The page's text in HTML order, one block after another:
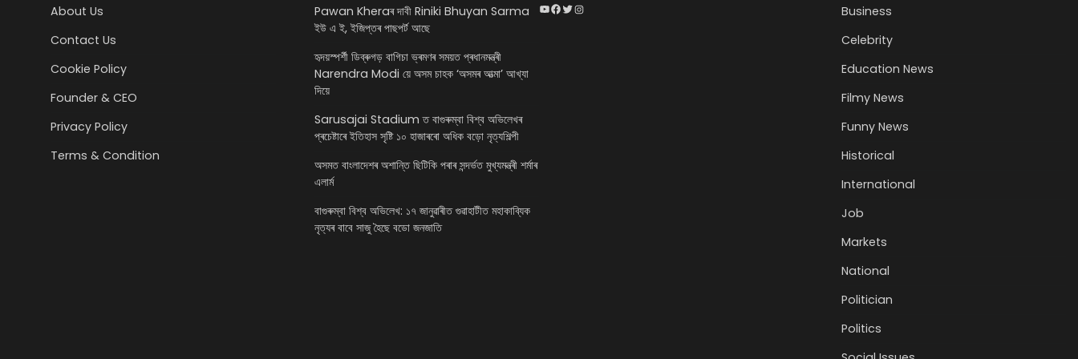
About Us
Contact Us
Cookie Policy
Founder & CEO
Privacy Policy
Terms & Condition
Pawan Kheraৰ দাবী Riniki Bhuyan Sarma
ইউ এ ই, ইজিপ্তৰ পাছপৰ্ট আছে
হৃদয়স্পৰ্শী ডিব্ৰুগড় বাগিচা ভ্ৰমণৰ সময়ত প্ৰধানমন্ত্ৰী
Narendra Modi য়ে অসম চাহক ‘অসমৰ আত্মা’ আখ্যা
দিয়ে
Sarusajai Stadium ত বাগুৰুম্বা বিশ্ব অভিলেখৰ
প্ৰচেষ্টাৰে ইতিহাস সৃষ্টি ১০ হাজাৰৰো অধিক বড়ো নৃত্যশিল্পী
অসমত বাংলাদেশৰ অশান্তি ছিটিকি পৰাৰ সন্দৰ্ভত মুখ্যমন্ত্ৰী শৰ্মাৰ
এলাৰ্ম
বাগুৰুম্বা বিশ্ব অভিলেখ: ১৭ জানুৱাৰীত গুৱাহাটীত মহাকাব্যিক
নৃত্যৰ বাবে সাজু হৈছে বডো জনজাতি
YouTube
Facebook
Twitter
Instagram
Business
Celebrity
Education News
Filmy News
Funny News
Historical
International
Job
Markets
National
Politician
Politics